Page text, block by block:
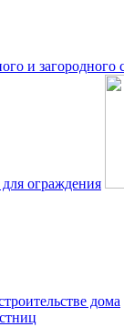
и загородного
ограждения
дома